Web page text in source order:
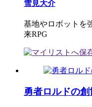
雪見大介
基地やロボットを
来RPG
勇者ロルドの創